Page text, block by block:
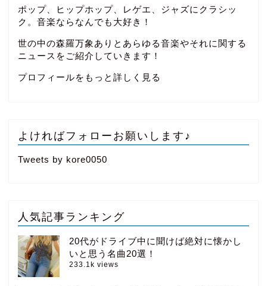
ポップ、ヒップホップ、レゲエ、ジャズにクラシッ
ク。音楽ならなんでも大好き！
世の中の森羅万象ありとあらゆる音楽やそれに関する
ニュースをご紹介していきます！
プロフィールをもっと詳しく見る
よければフォローお願いします♪
Tweets by kore0050
人気記事ランキング
20代がドライブ中に聞けば絶対に懐かし
いと思う名曲20選！
233.1k views